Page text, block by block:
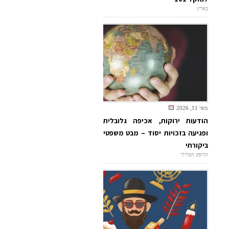
בארץ
מאי 11, 2026
הודעות ירוקות, אכיפה גלובלית
ופגיעה בזכויות יסוד – מבט משפטי
ביקורתי
הדופק הפלילי